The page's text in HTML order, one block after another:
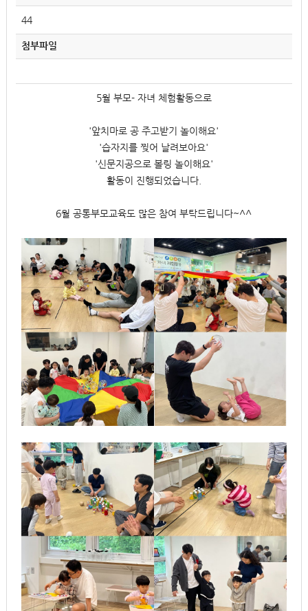
44
첨부파일
5월 부모- 자녀 체험활동으로
'앞치마로 공 주고받기 놀이해요'
'습자지를 찢어 날려보아요'
'신문지공으로 볼링 놀이해요'
활동이 진행되었습니다.
6월 공통부모교육도 많은 참여 부탁드립니다~^^